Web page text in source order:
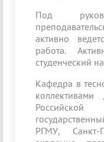
Под
активно
работа.
студенческий
Кафедра в
Российской
РГМУ, Санкт-